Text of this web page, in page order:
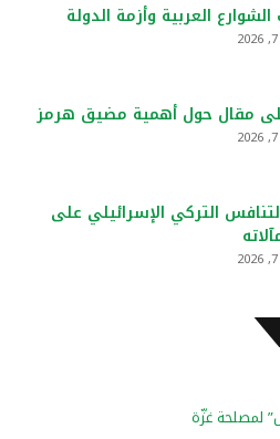
العربية وأزمة الدولة
مقال حول أهمية مضيق هرمز
التركي الإسرائيلي على
لمصلحة غزّة